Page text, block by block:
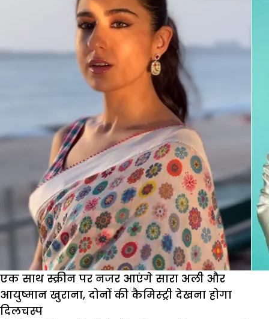
एक साथ स्क्रीन पर नजर आएंगे सारा अली और
आयुष्मान खुराना, दोनों की कैमिस्ट्री देखना होगा
दिलचस्प